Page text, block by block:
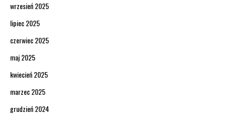
wrzesień 2025
lipiec 2025
czerwiec 2025
maj 2025
kwiecień 2025
marzec 2025
grudzień 2024